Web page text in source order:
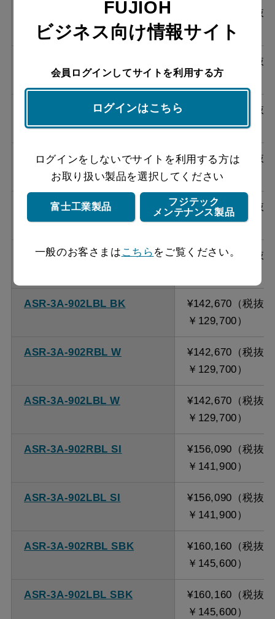
ASR-3A-752LBL W
¥128,920（税抜
￥117,200）
¥143,770（税抜
￥130,700）
ASR-3A-752LBL SI
¥143,770（税抜
￥130,700）
ASR-3A-752RBL SBK
¥147,950（税抜
￥134,500）
ASR-3A-752LBL SBK
¥147,950（税抜
￥134,500）
ASR-3A-902RBL BK
¥142,670（税抜
ASR-3A-902LBL BK
¥142,670（税抜
￥129,700）
ASR-3A-902RBL W
¥142,670（税抜
￥129,700）
ASR-3A-902LBL W
¥142,670（税抜
￥129,700）
ASR-3A-902RBL SI
¥156,090（税抜
￥141,900）
ASR-3A-902LBL SI
¥156,090（税抜
￥141,900）
ASR-3A-902RBL SBK
¥160,160（税抜
￥145,600）
ASR-3A-902LBL SBK
¥160,160（税抜
￥145,600）
FUJIOH
ビジネス向け情報サイト
会員ログインしてサイトを利用する方
ログインはこちら
ログインをしないでサイトを利用する方は
お取り扱い製品を選択してください
富士工業製品
フジテック
メンテナンス製品
一般のお客さまは こちら をご覧ください。